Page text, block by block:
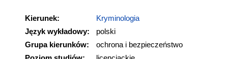
Kierunek:
Kryminologia
Język wykładowy:
polski
Grupa kierunków:
ochrona i bezpieczeństwo